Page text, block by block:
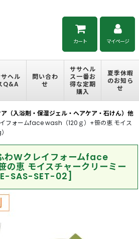
カート マイページ
ヘル
Q&A
問い合わ
せ
ササヘル
ス一番お
得な定期
購入
夏季休暇
のお知ら
せ
（入浴剤・保湿ジェル・ヘアケア・石けん）他
イフォームface wash（120ｇ）+笹の恵 モイス
わWクレイフォームface
恵 モイスチャークリーミー
SAS-SET-02]